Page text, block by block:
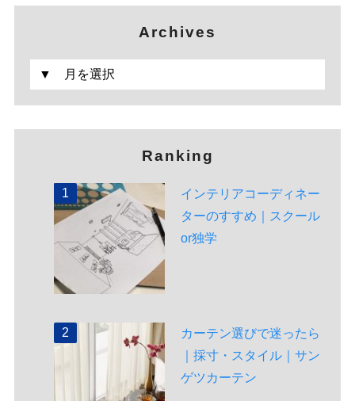
Archives
Ranking
インテリアコーディネー
ターのすすめ｜スクール
or独学
カーテン選びで迷ったら
｜採寸・スタイル｜サン
ゲツカーテン